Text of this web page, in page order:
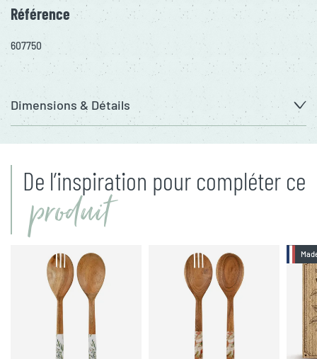
Référence
607750
Dimensions & Détails
De l’inspiration pour compléter ce
produit